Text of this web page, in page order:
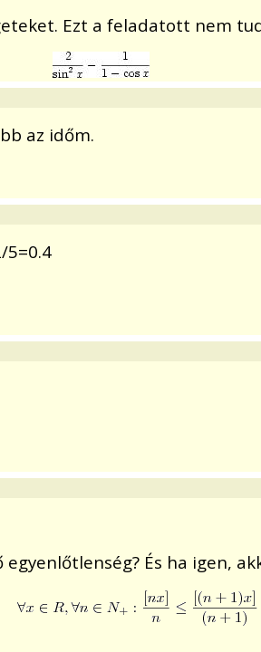
Ezt a feladatott nem
az időm.
5=0.4
És ha igen,